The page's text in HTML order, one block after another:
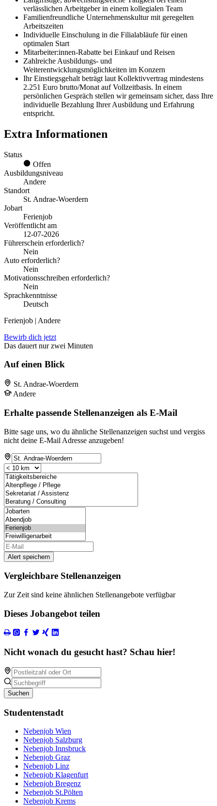
verlässlichen Arbeitgeber in einem kollegialen Team
Familienfreundliche Unternehmenskultur mit geregelten
Arbeitszeiten
Individuelle Einschulung in die Filialabläufe für einen
optimalen Start
Mitarbeiter:innen-Rabatte bei Einkauf und Reisen
Zahlreiche Ausbildungs- und
Weiterentwicklungsmöglichkeiten im Konzern
Ihr Einstiegsgehalt beträgt laut Kollektivvertrag mindestens
2.251 Euro brutto/Monat auf Vollzeitbasis. In einem
persönlichen Gespräch stellen wir gemeinsam sicher, dass Ihre
individuelle Bezahlung Ihrer Ausbildung und Erfahrung
entspricht.
Extra Informationen
Status
Offen
Ausbildungsniveau
Andere
Standort
St. Andrae-Woerdern
Jobart
Ferienjob
Veröffentlicht am
12-07-2026
Führerschein erforderlich?
Nein
Auto erforderlich?
Nein
Motivationsschreiben erforderlich?
Nein
Sprachkenntnisse
Deutsch
Ferienjob | Andere
Bewirb dich jetzt
Das dauert nur zwei Minuten
Auf einen Blick
St. Andrae-Woerdern
Andere
Erhalte passende Stellenanzeigen als E-Mail
Bitte sage uns, wo du ähnliche Stellenanzeigen suchst und vergiss
nicht deine E-Mail Adresse anzugeben!
Alert speichern
Vergleichbare Stellenanzeigen
Zur Zeit sind keine ähnlichen Stellenangebote verfügbar
Dieses Jobangebot teilen
Nicht wonach du gesucht hast? Schau hier!
Suchen
Studentenstadt
Nebenjob Wien
Nebenjob Salzburg
Nebenjob Innsbruck
Nebenjob Graz
Nebenjob Linz
Nebenjob Klagenfurt
Nebenjob Bregenz
Nebenjob St.Pölten
Nebenjob Krems